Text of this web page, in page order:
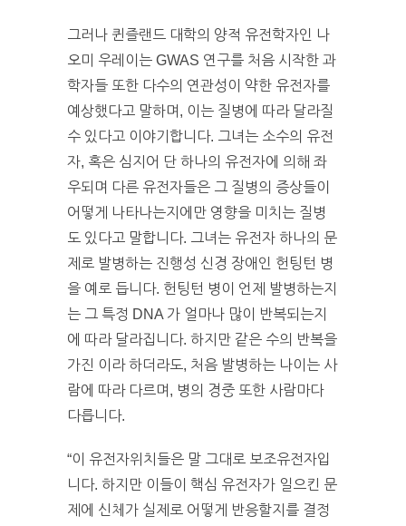
그러나 퀸즐랜드 대학의 양적 유전학자인 나
오미 우레이는 GWAS 연구를 처음 시작한 과
학자들 또한 다수의 연관성이 약한 유전자를
예상했다고 말하며, 이는 질병에 따라 달라질
수 있다고 이야기합니다. 그녀는 소수의 유전
자, 혹은 심지어 단 하나의 유전자에 의해 좌
우되며 다른 유전자들은 그 질병의 증상들이
어떻게 나타나는지에만 영향을 미치는 질병
도 있다고 말합니다. 그녀는 유전자 하나의 문
제로 발병하는 진행성 신경 장애인 헌팅턴 병
을 예로 듭니다. 헌팅턴 병이 언제 발병하는지
는 그 특정 DNA 가 얼마나 많이 반복되는지
에 따라 달라집니다. 하지만 같은 수의 반복을
가진 이라 하더라도, 처음 발병하는 나이는 사
람에 따라 다르며, 병의 경중 또한 사람마다
다릅니다.
“이 유전자위치들은 말 그대로 보조유전자입
니다. 하지만 이들이 핵심 유전자가 일으킨 문
제에 신체가 실제로 어떻게 반응할지를 결정